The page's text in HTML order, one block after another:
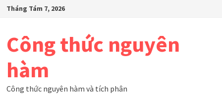
SkipTháng Tám 7, 2026
Công thức nguyên
hàm
Công thức nguyên hàm và tích phân